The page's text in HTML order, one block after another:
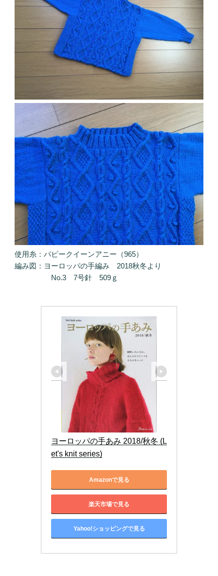
使用糸：パピークイーンアニー（965）
編み図：ヨーロッパの手編み 2018秋冬より
No.3 7号針 509ｇ
ヨーロッパの手あみ 2018/秋冬 (L
et's knit series)
Amazonで見る
楽天市場で見る
Yahoo!ショッピングで見る